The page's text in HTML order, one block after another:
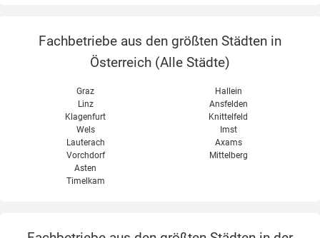
Fachbetriebe aus den größten Städten in
Österreich (Alle Städte)
Graz
Linz
Klagenfurt
Wels
Hallein
Ansfelden
Knittelfeld
Imst
Lauterach
Vorchdorf
Asten
Timelkam
Axams
Mittelberg